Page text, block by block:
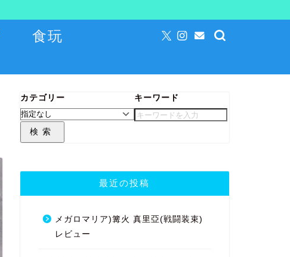
食玩
カテゴリー キーワード
検索
最近の投稿
メガロマリア)篝火 真里亞(戦闘装束)
レビュー